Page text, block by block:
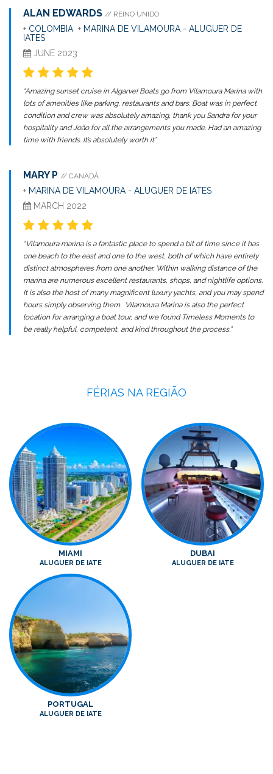
ALAN EDWARDS // REINO UNIDO
+ COLOMBIA + MARINA DE VILAMOURA - ALUGUER DE
IATES
JUNE 2023
“Amazing sunset cruise in Algarve! Boats go from Vilamoura Marina with
lots of amenities like parking, restaurants and bars. Boat was in perfect
condition and crew was absolutely amazing, thank you Sandra for your
hospitality and João for all the arrangements you made. Had an amazing
time with friends. It’s absolutely worth it”
MARY P // CANADÁ
+ MARINA DE VILAMOURA - ALUGUER DE IATES
MARCH 2022
“Vilamoura marina is a fantastic place to spend a bit of time since it has
one beach to the east and one to the west, both of which have entirely
distinct atmospheres from one another. Within walking distance of the
marina are numerous excellent restaurants, shops, and nightlife options.
It is also the host of many magnificent luxury yachts, and you may spend
hours simply observing them. Vilamoura Marina is also the perfect
location for arranging a boat tour, and we found Timeless Moments to
be really helpful, competent, and kind throughout the process.”
FÉRIAS NA REGIÃO
MIAMI
ALUGUER DE IATE
DUBAI
ALUGUER DE IATE
PORTUGAL
ALUGUER DE IATE